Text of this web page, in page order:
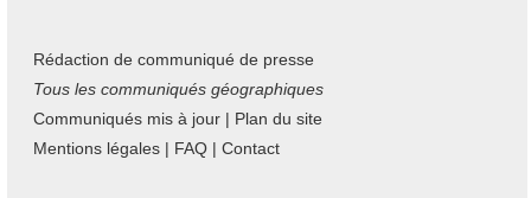
Rédaction de communiqué de presse
Tous les communiqués géographiques
Communiqués mis à jour | Plan du site
Mentions légales | FAQ | Contact